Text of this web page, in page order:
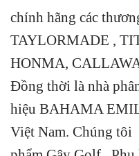
chính hãng các
TAYLORMADE ,
HONMA,
Đồng thời là nhà
hiệu BAHAMA
Việt Nam. Chúng tôi